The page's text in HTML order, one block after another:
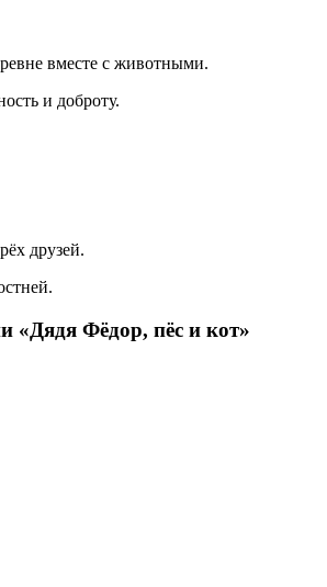
вместе с животными.
и доброту.
друзей.
«Дядя Фёдор, пёс и кот»